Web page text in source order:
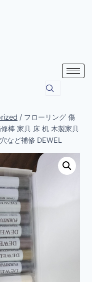
/ フローリング 傷
棒 家具 床 机 木製家具
など補修 DEWEL